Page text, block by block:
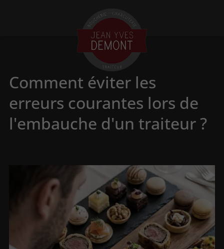
Comment éviter les
erreurs courantes lors de
l'embauche d'un traiteur ?